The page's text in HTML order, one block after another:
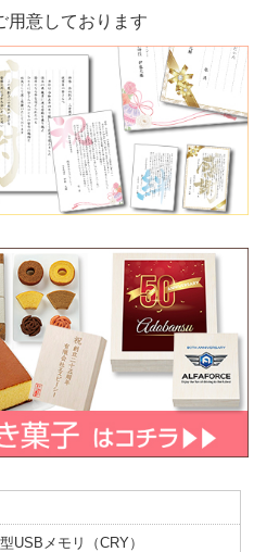
意しております
USBメモリ（CRY）